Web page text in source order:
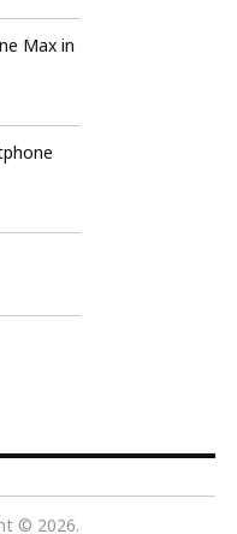
Max in
© 2026.